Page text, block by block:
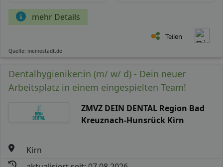
mehr Details
Teilen
Quelle: meinestadt.de
Dentalhygieniker:in (m/ w/ d) - Dein neuer
Arbeitsplatz in einem eingespielten Team!
ZMVZ DEIN DENTAL Region Bad
Kreuznach-Hunsrück Kirn
Kirn